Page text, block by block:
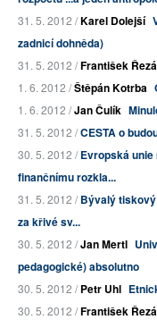
31. 5. 2012 /Karel Dolejší
zadnicí dohněda)
31. 5. 2012 /František
1. 6. 2012 /Štěpán Kotrba
1. 6. 2012 /Jan Čulík
31. 5. 2012 /CESTA o
30. 5. 2012 /Evropská
finančnímu rozkla...
31. 5. 2012 /Bývalý
za křivé sv...
30. 5. 2012 /Jan Mertl
pedagogické) absolutno
30. 5. 2012 /Petr Uhl
30. 5. 2012 /František